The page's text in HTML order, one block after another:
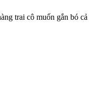
trai cô muốn gắn bó cả